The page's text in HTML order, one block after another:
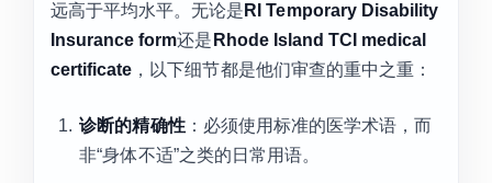
远高于平均水平。无论是 RI Temporary Disability
Insurance form还是 Rhode Island TCI medical
certificate ，以下细节都是他们审查的重中之重：
诊断的精确性：必须使用标准的医学术语，而
非“身体不适”之类的日常用语。